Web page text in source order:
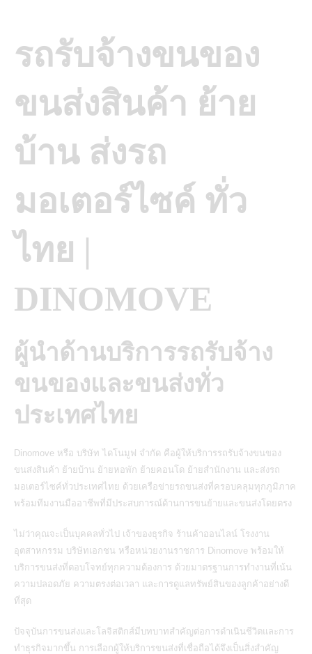
รถรับจ้างขนของ
ขนส่งสินค้า ย้าย
บ้าน ส่งรถ
มอเตอร์ไซค์ ทั่ว
ไทย |
DINOMOVE
ผู้นำด้านบริการรถรับจ้าง
ขนของและขนส่งทั่ว
ประเทศไทย
Dinomove หรือ บริษัท ไดโนมูฟ จำกัด คือผู้ให้บริการรถรับจ้างขนของ
ขนส่งสินค้า ย้ายบ้าน ย้ายหอพัก ย้ายคอนโด ย้ายสำนักงาน และส่งรถ
มอเตอร์ไซค์ทั่วประเทศไทย ด้วยเครือข่ายรถขนส่งที่ครอบคลุมทุกภูมิภาค
พร้อมทีมงานมืออาชีพที่มีประสบการณ์ด้านการขนย้ายและขนส่งโดยตรง
ไม่ว่าคุณจะเป็นบุคคลทั่วไป เจ้าของธุรกิจ ร้านค้าออนไลน์ โรงงาน
อุตสาหกรรม บริษัทเอกชน หรือหน่วยงานราชการ Dinomove พร้อมให้
บริการขนส่งที่ตอบโจทย์ทุกความต้องการ ด้วยมาตรฐานการทำงานที่เน้น
ความปลอดภัย ความตรงต่อเวลา และการดูแลทรัพย์สินของลูกค้าอย่างดี
ที่สุด
ปัจจุบันการขนส่งและโลจิสติกส์มีบทบาทสำคัญต่อการดำเนินชีวิตและการ
ทำธุรกิจมากขึ้น การเลือกผู้ให้บริการขนส่งที่เชื่อถือได้จึงเป็นสิ่งสำคัญ